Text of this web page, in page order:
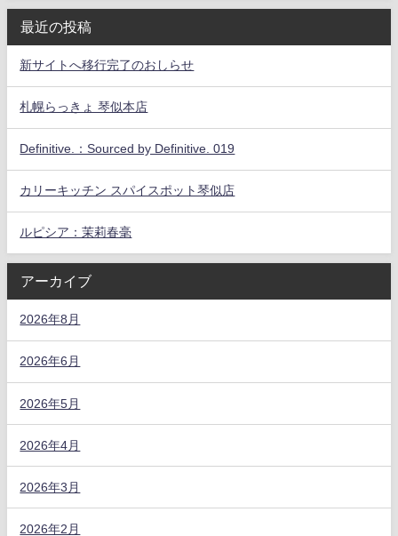
最近の投稿
新サイトへ移行完了のおしらせ
札幌らっきょ 琴似本店
Definitive.：Sourced by Definitive. 019
カリーキッチン スパイスポット琴似店
ルピシア：茉莉春毫
アーカイブ
2026年8月
2026年6月
2026年5月
2026年4月
2026年3月
2026年2月